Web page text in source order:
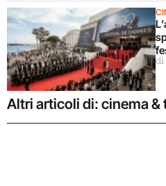
di
Altri articoli di: cinema &